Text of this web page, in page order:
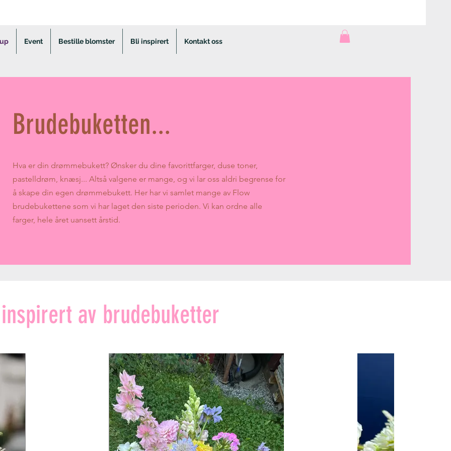
Event Bestille blomster Bli inspirert Kontakt oss
Brudebuketten...
Hva er din drømmebukett? Ønsker du dine favorittfarger, duse toner,
pastelldrøm, knæsj... Altså valgene er mange, og vi lar oss aldri begrense for
å skape din egen drømmebukett. Her har vi samlet mange av Flow
brudebukettene som vi har laget den siste perioden. Vi kan ordne alle
farger, hele året uansett årstid.
av brudebuketter